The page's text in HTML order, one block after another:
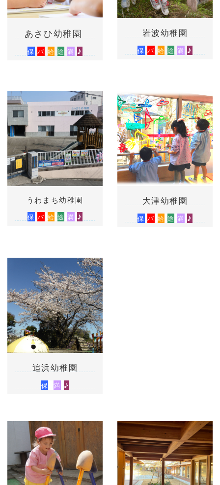
あさひ幼稚園
保 バ 給 途 満 ♪
岩波幼稚園
保 バ 給 途 満 ♪
うわまち幼稚園
保 バ 給 途 満 ♪
大津幼稚園
保 バ 給 途 満 ♪
追浜幼稚園
保 満 ♪